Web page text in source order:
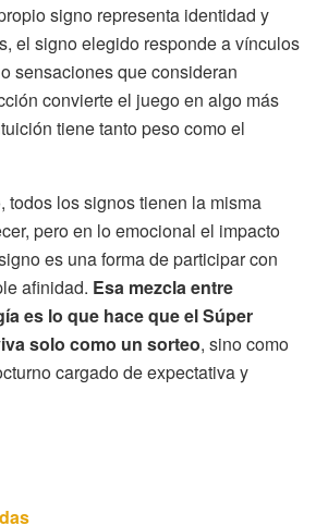
signo representa identidad y
el signo elegido responde a vínculos
sensaciones que consideran
convierte el juego en algo más
tiene tanto peso como el
todos los signos tienen la misma
pero en lo emocional el impacto
es una forma de participar con
afinidad. Esa mezcla entre
es lo que hace que el Súper
solo como un sorteo, sino como
cargado de expectativa y